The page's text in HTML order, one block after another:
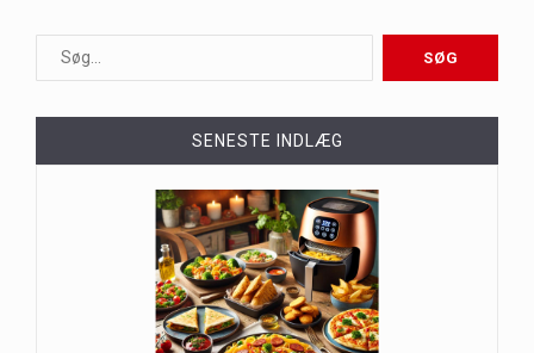
SENESTE INDLÆG